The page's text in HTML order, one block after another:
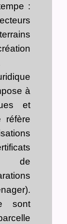
:
à
et
réfère
de
sont